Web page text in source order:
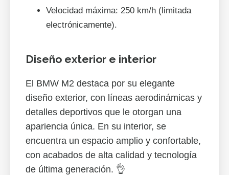
Velocidad máxima: 250 km/h (limitada
electrónicamente).
Diseño exterior e interior
El BMW M2 destaca por su elegante
diseño exterior, con líneas aerodinámicas y
detalles deportivos que le otorgan una
apariencia única. En su interior, se
encuentra un espacio amplio y confortable,
con acabados de alta calidad y tecnología
de última generación. 👌